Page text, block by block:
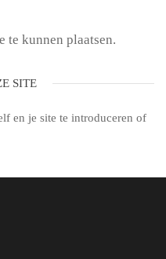
te kunnen plaatsen.
SITE
en je site te introduceren of